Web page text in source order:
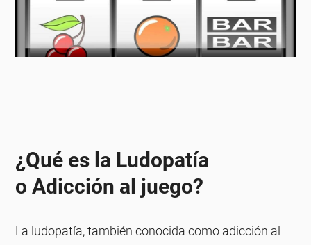
¿Qué es la Ludopatía
o Adicción al juego?
La ludopatía, también conocida como adicción al